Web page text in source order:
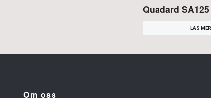
Quadard SA125
LÄS MER
Om oss